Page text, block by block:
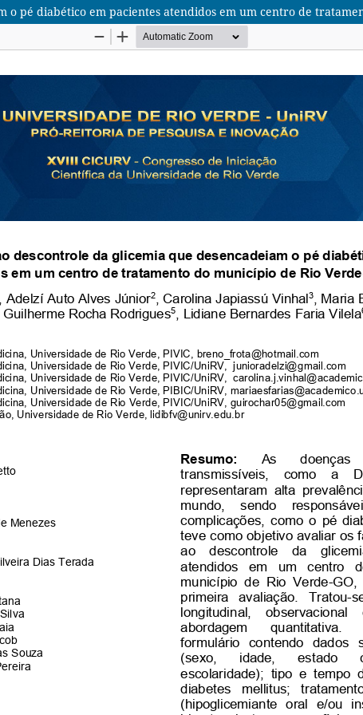
o pé diabético em pacientes atendidos em um centro de